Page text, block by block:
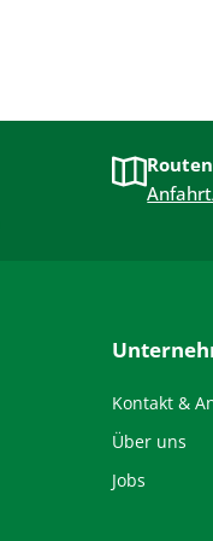
Kontakt &
Über uns
Jobs